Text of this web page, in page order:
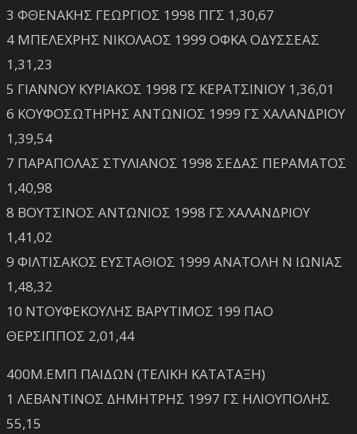
3 ΦΘΕΝΑΚΗΣ ΓΕΩΡΓΙΟΣ 1998 ΠΓΣ 1,30,67
4 ΜΠΕΛΕΧΡΗΣ ΝΙΚΟΛΑΟΣ 1999 ΟΦΚΑ ΟΔΥΣΣΕΑΣ
1,31,23
5 ΓΙΑΝΝΟΥ ΚΥΡΙΑΚΟΣ 1998 ΓΣ ΚΕΡΑΤΣΙΝΙΟΥ 1,36,01
6 ΚΟΥΦΟΣΩΤΗΡΗΣ ΑΝΤΩΝΙΟΣ 1999 ΓΣ ΧΑΛΑΝΔΡΙΟΥ
1,39,54
7 ΠΑΡΑΠΟΛΑΣ ΣΤΥΛΙΑΝΟΣ 1998 ΣΕΔΑΣ ΠΕΡΑΜΑΤΟΣ
1,40,98
8 ΒΟΥΤΣΙΝΟΣ ΑΝΤΩΝΙΟΣ 1998 ΓΣ ΧΑΛΑΝΔΡΙΟΥ
1,41,02
9 ΦΙΛΤΙΣΑΚΟΣ ΕΥΣΤΑΘΙΟΣ 1999 ΑΝΑΤΟΛΗ Ν ΙΩΝΙΑΣ
1,48,32
10 ΝΤΟΥΦΕΚΟΥΛΗΣ ΒΑΡΥΤΙΜΟΣ 199 ΠΑΟ
ΘΕΡΣΙΠΠΟΣ 2,01,44
400Μ.ΕΜΠ ΠΑΙΔΩΝ (ΤΕΛΙΚΗ ΚΑΤΑΤΑΞΗ)
1 ΛΕΒΑΝΤΙΝΟΣ ΔΗΜΗΤΡΗΣ 1997 ΓΣ ΗΛΙΟΥΠΟΛΗΣ
55,15